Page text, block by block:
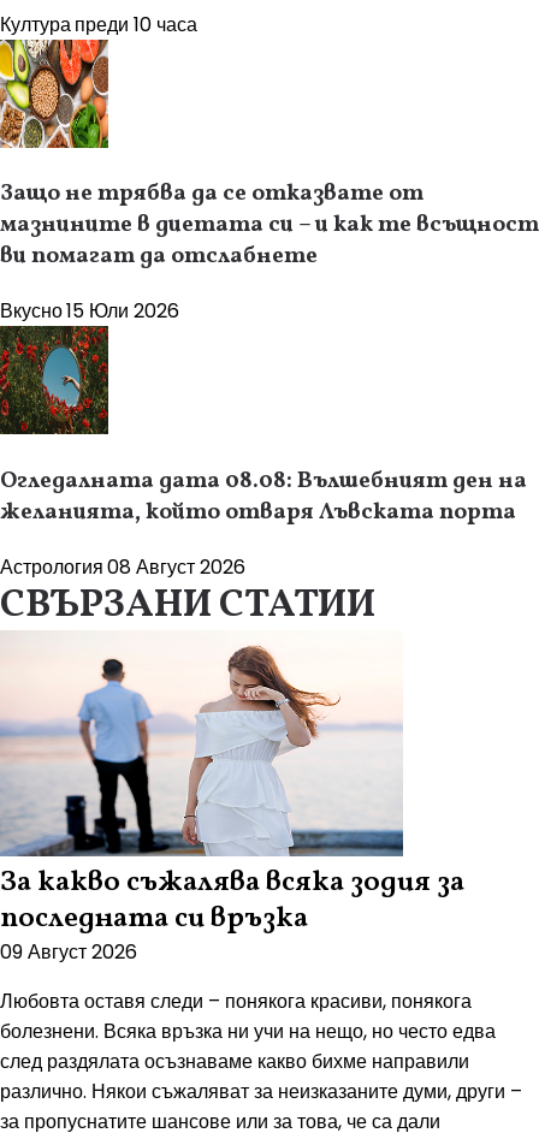
Културапреди 10 часа
Защо не трябва да се отказвате от
мазнините в диетата си – и как те всъщност
ви помагат да отслабнете
Вкусно15 Юли 2026
Огледалната дата 08.08: Вълшебният ден на
желанията, който отваря Лъвската порта
Астрология08 Август 2026
СВЪРЗАНИ СТАТИИ
За какво съжалява всяка зодия за
последната си връзка
09 Август 2026
Любовта оставя следи – понякога красиви, понякога
болезнени. Всяка връзка ни учи на нещо, но често едва
след раздялата осъзнаваме какво бихме направили
различно. Някои съжаляват за неизказаните думи, други –
за пропуснатите шансове или за това, че са дали